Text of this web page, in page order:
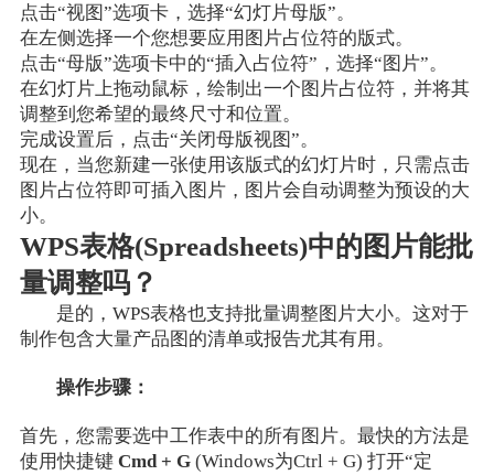
点击“视图”选项卡，选择“幻灯片母版”。
在左侧选择一个您想要应用图片占位符的版式。
点击“母版”选项卡中的“插入占位符”，选择“图片”。
在幻灯片上拖动鼠标，绘制出一个图片占位符，并将其
调整到您希望的最终尺寸和位置。
完成设置后，点击“关闭母版视图”。
现在，当您新建一张使用该版式的幻灯片时，只需点击
图片占位符即可插入图片，图片会自动调整为预设的大
小。
WPS表格(Spreadsheets)中的图片能批
量调整吗？
是的，WPS表格也支持批量调整图片大小。这对于
制作包含大量产品图的清单或报告尤其有用。
操作步骤：
首先，您需要选中工作表中的所有图片。最快的方法是
使用快捷键 Cmd + G(Windows为Ctrl + G) 打开“定